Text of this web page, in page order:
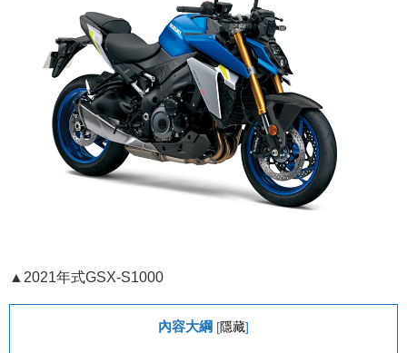
▲2021年式GSX-S1000
內容大綱 [隱藏]